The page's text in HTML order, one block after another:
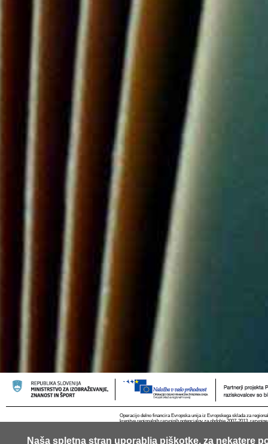
Naša spletna stran uporablja piškotke, za nekatere
Operacijo delno financira Evropska unija iz Evropskega sklada za
krepitve regionalnih razvojnih potencialov za obdobje 2007-2013,